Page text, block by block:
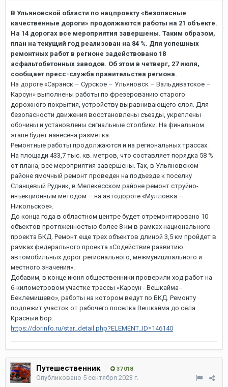
В Ульяновской области по нацпроекту «Безопасные
качественные дороги» продолжаются работы на 21 объекте.
На 14 дорогах все мероприятия завершены. Таким образом,
план на текущий год реализован на 84 %. Для успешных
ремонтных работ в регионе задействовано 18
асфальтобетонных заводов. Об этом в четверг, 27 июля,
сообщает пресс-служба правительства региона.
На дороге «Саранск – Сурское – Ульяновск – Вальдиватское –
Карсун» выполнены работы по фрезерованию старого
дорожного покрытия, устройству выравнивающего слоя. Для
безопасности движения восстановлены съезды, укреплены
обочины и установлены сигнальные столбики. На финальном
этапе будет нанесена разметка.
Ремонтные работы продолжаются и на региональных трассах.
На площади 433,7 тыс. кв. метров, что составляет порядка 58 %
от плана, все мероприятия завершены. Так, в Ульяновском
районе ямочный ремонт проведен на подъезде к поселку
Сланцевый Рудник, в Мелекесском районе ремонт струйно-
инъекционным методом – на автодороге «Мулловка –
Никольское».
До конца года в областном центре будет отремонтировано 10
объектов протяженностью более 8 км в рамках национального
проекта БКД. Ремонт еще трех объектов длиной 3,5 км пройдет в
рамках федерального проекта «Содействие развитию
автомобильных дорог регионального, межмуниципального и
местного значения».
Добавим, в конце июня общественники проверили ход работ на
6-километровом участке трассы «Карсун - Вешкайма -
Беклемишево», работы на котором ведут по БКД. Ремонту
подлежит участок от рабочего поселка Вешкайма до села
Красный Бор.
https://dorinfo.ru/star_detail.php?ELEMENT_ID=146140
Путешественник 37 018
Опубликовано 5 сентября 2023 г.